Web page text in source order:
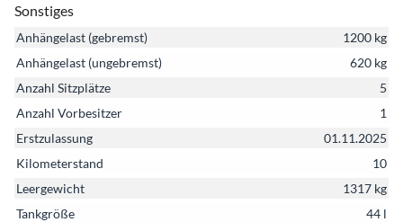
Sonstiges
Anhängelast (gebremst)
1200 kg
Anhängelast (ungebremst)
620 kg
Anzahl Sitzplätze
5
Anzahl Vorbesitzer
1
Erstzulassung
01.11.2025
Kilometerstand
10
Leergewicht
1317 kg
Tankgröße
44 l